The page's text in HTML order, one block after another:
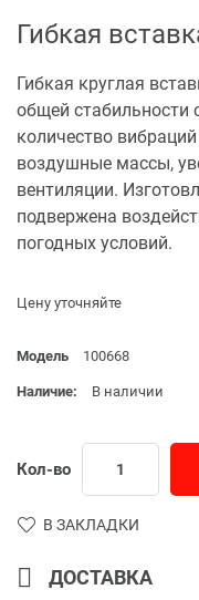
Гибкая
Гибкая круглая
общей стабильности
количество
воздушные массы,
вентиляции.
подвержена
погодных условий.
Цену уточняйте
Модель 100668
Наличие: В наличии
Кол-во
В ЗАКЛАДКИ
ДОСТАВКА